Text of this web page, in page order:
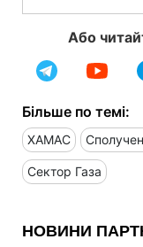
Або
Більше по темі:
ХАМАС
Сектор Газа